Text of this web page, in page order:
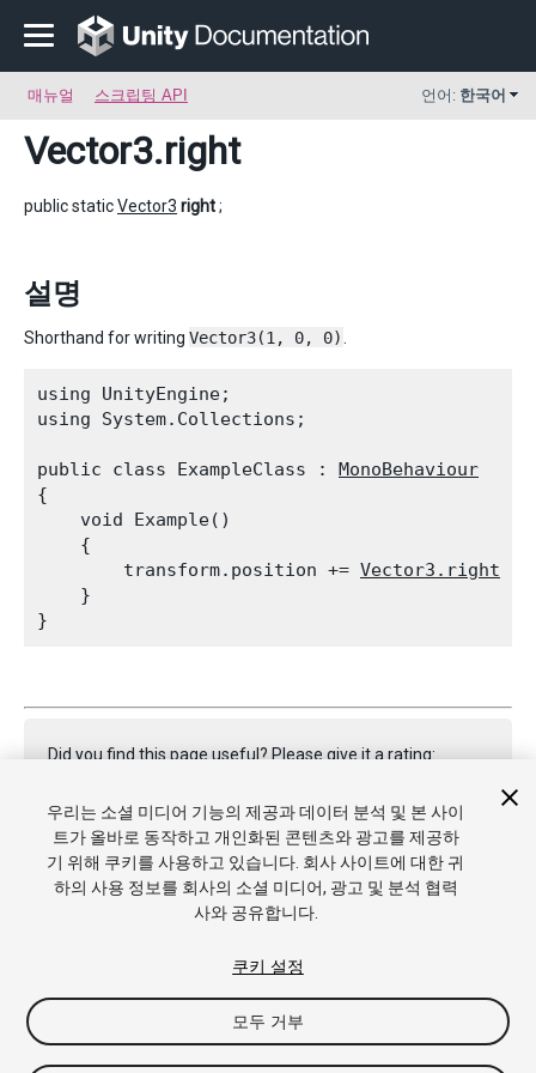
매뉴얼 스크립팅 API 언어: 한국어
Vector3.right
public staticVector3 right;
설명
Shorthand for writing Vector3(1, 0, 0)
using UnityEngine;
using System.Collections;
public class ExampleClass : MonoBehaviour
{
    void Example()
    {
        transform.position +=
Vector3.right
    }
Did you find this page useful? Please give it a rating:
Report a problem on this page
Copyright © 2022 Unity Technologies. Publication 2022.3
우리는 소셜 미디어 기능의 제공과 데이터 분석 및 본 사이
트가 올바로 동작하고 개인화된 콘텐츠와 광고를 제공하
기 위해 쿠키를 사용하고 있습니다. 회사 사이트에 대한 귀
하의 사용 정보를 회사의 소셜 미디어, 광고 및 분석 협력
사와 공유합니다.
쿠키 설정
모두 거부